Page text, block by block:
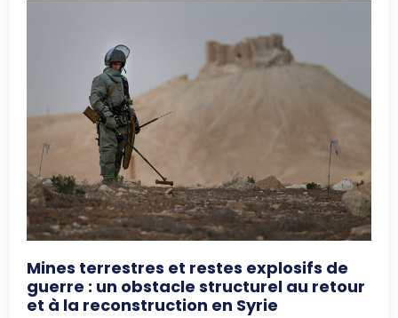
Mines terrestres et restes explosifs de
guerre : un obstacle structurel au retour
et à la reconstruction en Syrie